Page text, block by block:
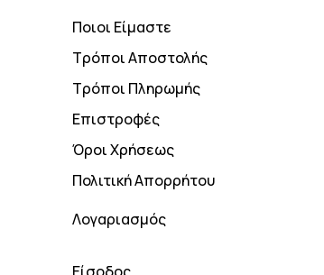
Ποιοι Είμαστε
Τρόποι Αποστολής
Τρόποι Πληρωμής
Επιστροφές
Όροι Χρήσεως
Πολιτική Απορρήτου
Λογαριασμός